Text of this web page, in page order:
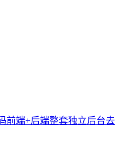
前端+后端整套独立后台去